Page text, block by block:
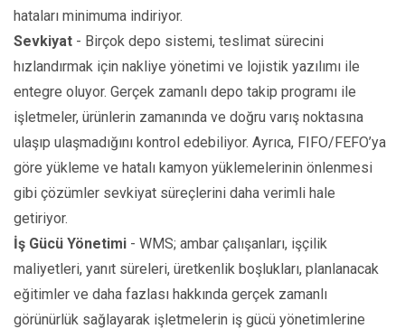
hataları minimuma indiriyor.
Sevkiyat - Birçok depo sistemi, teslimat sürecini
hızlandırmak için nakliye yönetimi ve lojistik yazılımı ile
entegre oluyor. Gerçek zamanlı depo takip programı ile
işletmeler, ürünlerin zamanında ve doğru varış noktasına
ulaşıp ulaşmadığını kontrol edebiliyor. Ayrıca, FIFO/FEFO’ya
göre yükleme ve hatalı kamyon yüklemelerinin önlenmesi
gibi çözümler sevkiyat süreçlerini daha verimli hale
getiriyor.
İş Gücü Yönetimi - WMS; ambar çalışanları, işçilik
maliyetleri, yanıt süreleri, üretkenlik boşlukları, planlanacak
eğitimler ve daha fazlası hakkında gerçek zamanlı
görünürlük sağlayarak işletmelerin iş gücü yönetimlerine